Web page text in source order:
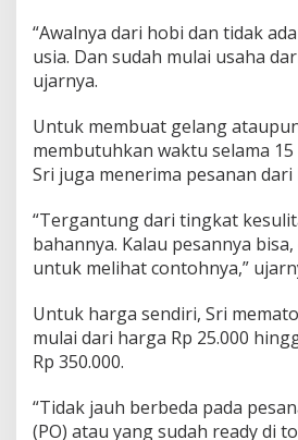
“Awalnya dari hobi dan tidak
usia. Dan sudah mulai usaha
ujarnya.
Untuk membuat gelang
membutuhkan waktu selama
Sri juga menerima pesanan dari
“Tergantung dari tingkat
bahannya. Kalau pesannya
untuk melihat contohnya,”
Untuk harga sendiri, Sri
mulai dari harga Rp 25.000
Rp 350.000.
“Tidak jauh berbeda pada
(PO) atau yang sudah ready di